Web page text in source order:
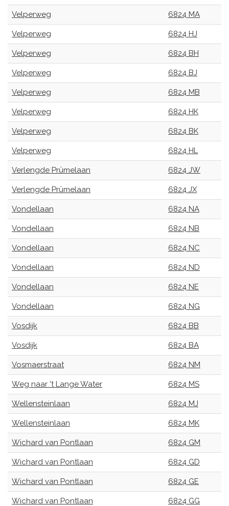
Velperweg 6824 MA
Velperweg 6824 HJ
Velperweg 6824 BH
Velperweg 6824 BJ
Velperweg 6824 MB
Velperweg 6824 HK
Velperweg 6824 BK
Velperweg 6824 HL
Verlengde Prümelaan 6824 JW
Verlengde Prümelaan 6824 JX
Vondellaan 6824 NA
Vondellaan 6824 NB
Vondellaan 6824 NC
Vondellaan 6824 ND
Vondellaan 6824 NE
Vondellaan 6824 NG
Vosdijk 6824 BB
Vosdijk 6824 BA
Vosmaerstraat 6824 NM
Weg naar 't Lange Water 6824 MS
Wellensteinlaan 6824 MJ
Wellensteinlaan 6824 MK
Wichard van Pontlaan 6824 GM
Wichard van Pontlaan 6824 GD
Wichard van Pontlaan 6824 GE
Wichard van Pontlaan 6824 GG